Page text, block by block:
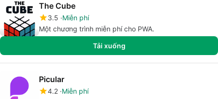
The Cube
3.5 Miễn phí
Một chương trình miễn phí cho PWA.
Tải xuống
Picular
4.2 Miễn phí